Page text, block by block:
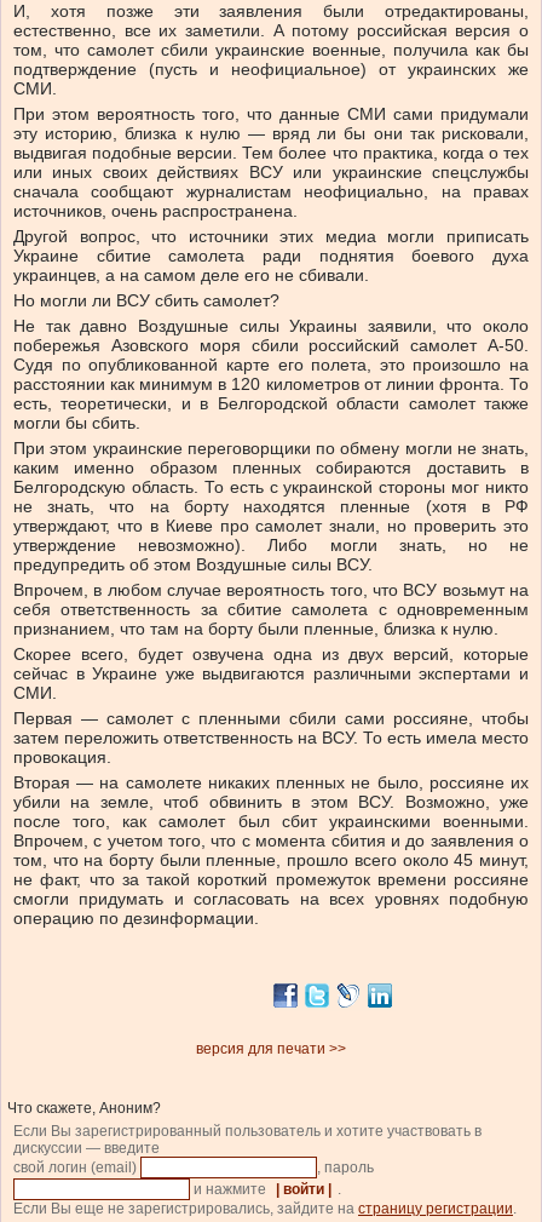
И, хотя позже эти заявления были отредактированы,
естественно, все их заметили. А потому российская версия о
том, что самолет сбили украинские военные, получила как бы
подтверждение (пусть и неофициальное) от украинских же
СМИ.
При этом вероятность того, что данные СМИ сами придумали
эту историю, близка к нулю — вряд ли бы они так рисковали,
выдвигая подобные версии. Тем более что практика, когда о тех
или иных своих действиях ВСУ или украинские спецслужбы
сначала сообщают журналистам неофициально, на правах
источников, очень распространена.
Другой вопрос, что источники этих медиа могли приписать
Украине сбитие самолета ради поднятия боевого духа
украинцев, а на самом деле его не сбивали.
Но могли ли ВСУ сбить самолет?
Не так давно Воздушные силы Украины заявили, что около
побережья Азовского моря сбили российский самолет А-50.
Судя по опубликованной карте его полета, это произошло на
расстоянии как минимум в 120 километров от линии фронта. То
есть, теоретически, и в Белгородской области самолет также
могли бы сбить.
При этом украинские переговорщики по обмену могли не знать,
каким именно образом пленных собираются доставить в
Белгородскую область. То есть с украинской стороны мог никто
не знать, что на борту находятся пленные (хотя в РФ
утверждают, что в Киеве про самолет знали, но проверить это
утверждение невозможно). Либо могли знать, но не
предупредить об этом Воздушные силы ВСУ.
Впрочем, в любом случае вероятность того, что ВСУ возьмут на
себя ответственность за сбитие самолета с одновременным
признанием, что там на борту были пленные, близка к нулю.
Скорее всего, будет озвучена одна из двух версий, которые
сейчас в Украине уже выдвигаются различными экспертами и
СМИ.
Первая — самолет с пленными сбили сами россияне, чтобы
затем переложить ответственность на ВСУ. То есть имела место
провокация.
Вторая — на самолете никаких пленных не было, россияне их
убили на земле, чтоб обвинить в этом ВСУ. Возможно, уже
после того, как самолет был сбит украинскими военными.
Впрочем, с учетом того, что с момента сбития и до заявления о
том, что на борту были пленные, прошло всего около 45 минут,
не факт, что за такой короткий промежуток времени россияне
смогли придумать и согласовать на всех уровнях подобную
операцию по дезинформации.
версия для печати >>
Что скажете, Аноним?
Если Вы зарегистрированный пользователь и хотите участвовать в
дискуссии — введите
свой логин (email)
, пароль
и нажмите
| войти |
.
Если Вы еще не зарегистрировались, зайдите на страницу регистрации.